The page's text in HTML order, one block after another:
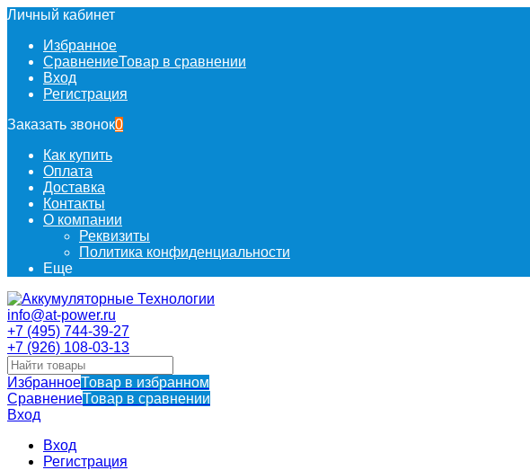
Личный кабинет
Избранное
СравнениеТовар в сравнении
Вход
Регистрация
Заказать звонок0
Как купить
Оплата
Доставка
Контакты
О компании
Реквизиты
Политика конфиденциальности
Еще
info@at-power.ru
+7 (495) 744-39-27
+7 (926) 108-03-13
ИзбранноеТовар в избранном
СравнениеТовар в сравнении
Вход
Вход
Регистрация